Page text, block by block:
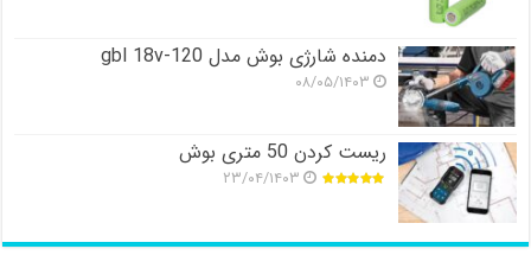
دمنده شارژی بوش مدل gbl 18v-120
۰۸/۰۵/۱۴۰۳
ریست کردن 50 متری بوش
۲۳/۰۴/۱۴۰۳